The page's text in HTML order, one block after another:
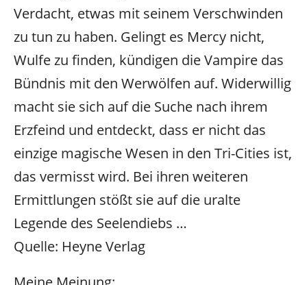
Verdacht, etwas mit seinem Verschwinden
zu tun zu haben. Gelingt es Mercy nicht,
Wulfe zu finden, kündigen die Vampire das
Bündnis mit den Werwölfen auf. Widerwillig
macht sie sich auf die Suche nach ihrem
Erzfeind und entdeckt, dass er nicht das
einzige magische Wesen in den Tri-Cities ist,
das vermisst wird. Bei ihren weiteren
Ermittlungen stößt sie auf die uralte
Legende des Seelendiebs …
Quelle: Heyne Verlag